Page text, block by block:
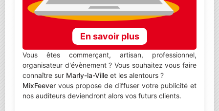
En savoir plus
Vous êtes commerçant, artisan, professionnel,
organisateur d'évènement ? Vous souhaitez vous faire
connaître sur Marly-la-Ville et les alentours ?
MixFeever vous propose de diffuser votre publicité et
nos auditeurs deviendront alors vos futurs clients.